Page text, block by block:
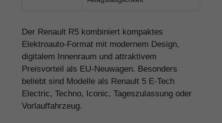
Der Renault R5 kombiniert kompaktes
Elektroauto-Format mit modernem Design,
digitalem Innenraum und attraktivem
Preisvorteil als EU-Neuwagen. Besonders
beliebt sind Modelle als Renault 5 E-Tech
Electric, Techno, Iconic, Tageszulassung oder
Vorlauffahrzeug.